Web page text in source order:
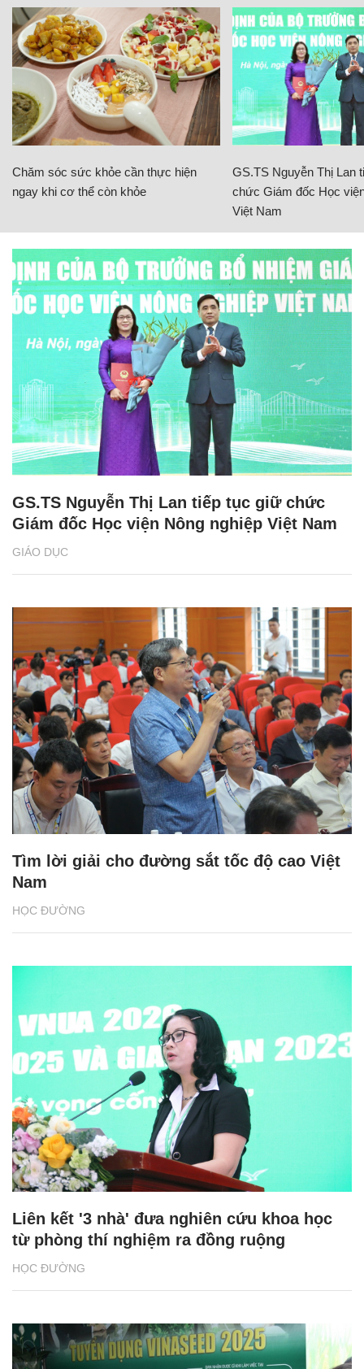
Chăm sóc sức khỏe cần thực hiện
ngay khi cơ thể còn khỏe
GS.TS Nguyễn Thị Lan
chức Giám đốc Học
Việt Nam
GIÁO DỤC
GS.TS Nguyễn Thị Lan tiếp tục giữ chức
Giám đốc Học viện Nông nghiệp Việt Nam
HỌC ĐƯỜNG
Tìm lời giải cho đường sắt tốc độ cao Việt
Nam
HỌC ĐƯỜNG
Liên kết '3 nhà' đưa nghiên cứu khoa học
từ phòng thí nghiệm ra đồng ruộng